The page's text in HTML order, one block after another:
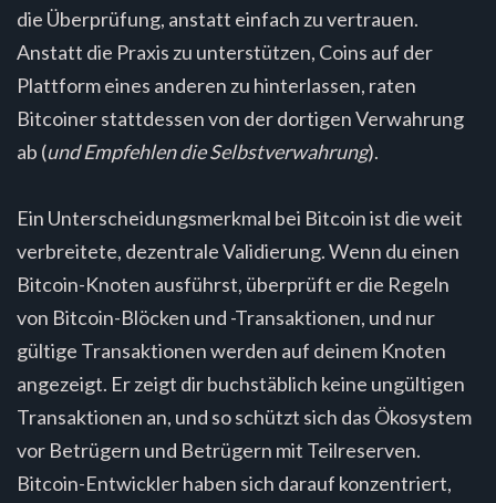
die Überprüfung, anstatt einfach zu vertrauen.
Anstatt die Praxis zu unterstützen, Coins auf der
Plattform eines anderen zu hinterlassen, raten
Bitcoiner stattdessen von der dortigen Verwahrung
ab (und Empfehlen die Selbstverwahrung).
Ein Unterscheidungsmerkmal bei Bitcoin ist die weit
verbreitete, dezentrale Validierung. Wenn du einen
Bitcoin-Knoten ausführst, überprüft er die Regeln
von Bitcoin-Blöcken und -Transaktionen, und nur
gültige Transaktionen werden auf deinem Knoten
angezeigt. Er zeigt dir buchstäblich keine ungültigen
Transaktionen an, und so schützt sich das Ökosystem
vor Betrügern und Betrügern mit Teilreserven.
Bitcoin-Entwickler haben sich darauf konzentriert,